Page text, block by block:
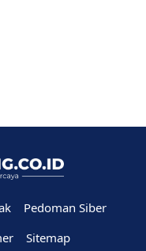
Pedoman Siber
Sitemap